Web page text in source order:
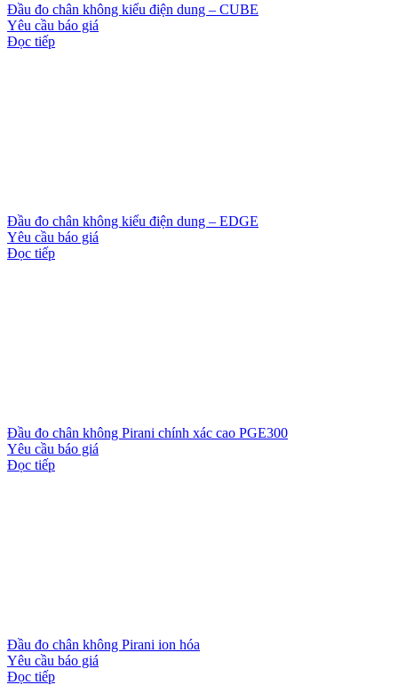
Đầu đo chân không kiểu điện dung – CUBE
Yêu cầu báo giá
Đọc tiếp
Đầu đo chân không kiểu điện dung – EDGE
Yêu cầu báo giá
Đọc tiếp
Đầu đo chân không Pirani chính xác cao PGE300
Yêu cầu báo giá
Đọc tiếp
Đầu đo chân không Pirani ion hóa
Yêu cầu báo giá
Đọc tiếp